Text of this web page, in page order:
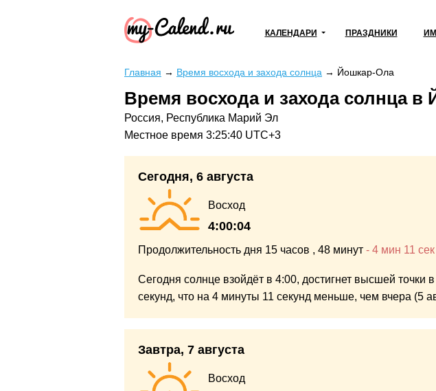
КАЛЕНДАРИ ПРАЗДНИКИ
Главная → Время восхода и захода солнца → Йошкар-Ола
Время восхода и захода солнца в
Россия, Республика Марий Эл
Местное время 3:25:40 UTC+3
Сегодня, 6 августа
Восход
4:00:04
Продолжительность дня 15 часов , 48 минут - 4 мин 11 сек
Сегодня солнце взойдёт в 4:00, достигнет высшей точки
секунд, что на 4 минуты 11 секунд меньше, чем вчера (5
Завтра, 7 августа
Восход